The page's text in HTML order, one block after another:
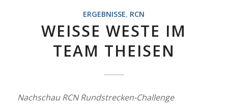
ERGEBNISSE, RCN
WEISSE WESTE IM T
EAM THEISEN
Nachschau RCN Rundstrecken-Challenge